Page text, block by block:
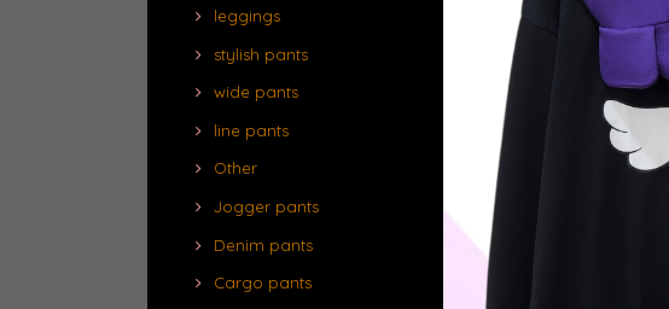
leggings
stylish pants
wide pants
line pants
Other
Jogger pants
Denim pants
Cargo pants